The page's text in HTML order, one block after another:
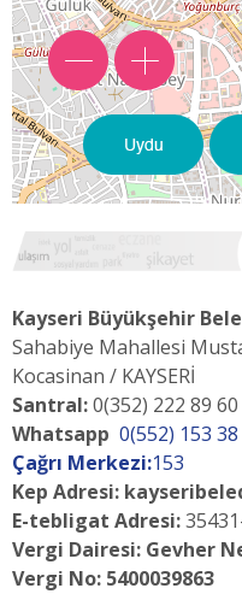
Kayseri Büyükşehir
Sahabiye Mahallesi
Kocasinan / KAYSERİ
Santral:0(352) 222 89 60
Whatsapp 0(552) 153
Çağrı Merkezi:153
Kep Adresi:
E-tebligat Adresi:
Vergi Dairesi: Gevher
Vergi No: 5400039863